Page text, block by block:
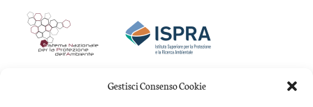
Gestisci Consenso Cookie
Partner Accademici